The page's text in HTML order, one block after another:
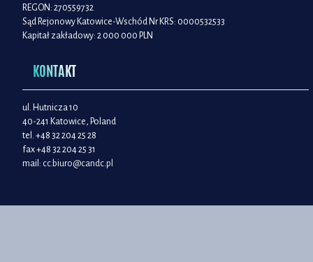
REGON: 270559732
Sąd Rejonowy Katowice-Wschód Nr KRS: 0000532533
Kapitał zakładowy: 2 000 000 PLN
KONTAKT
ul. Hutnicza 10
40-241 Katowice, Poland
tel. +48 32 204 25 28
fax +48 32 204 25 31
mail: cc.biuro@candc.pl